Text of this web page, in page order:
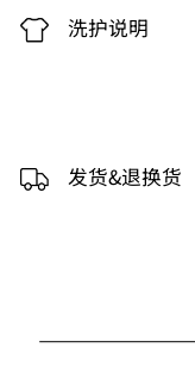
洗护说明
发货&退换货